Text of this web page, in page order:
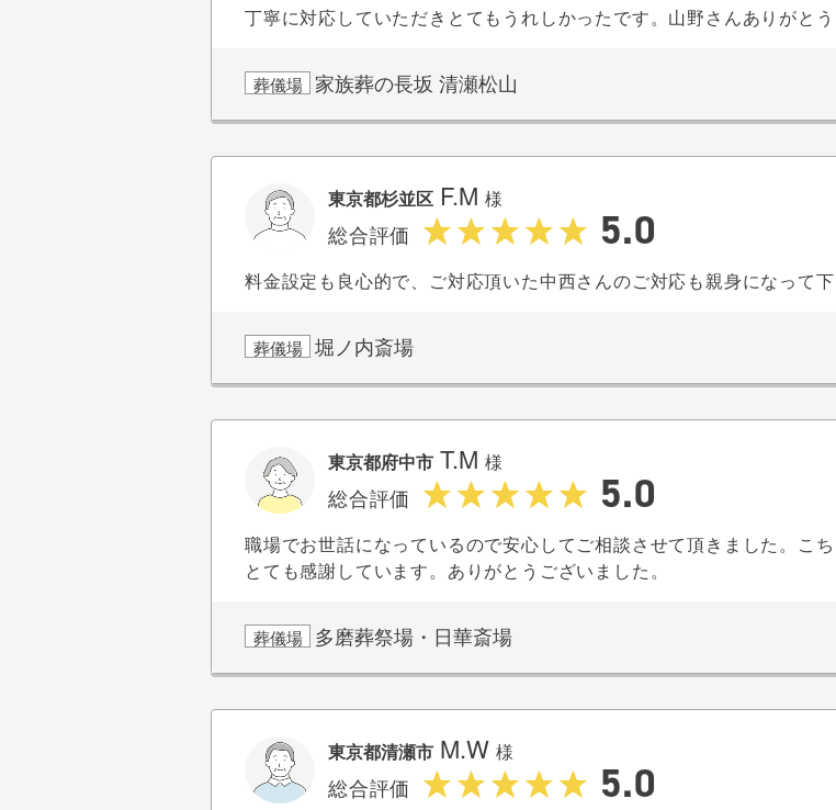
丁寧に対応していただきとてもうれしかったです。山野さんありがとう
葬儀場 家族葬の長坂 清瀬松山
東京都杉並区 F.M 様
総合評価 5.0
料金設定も良心的で、ご対応頂いた中西さんのご対応も親身になって
葬儀場 堀ノ内斎場
東京都府中市 T.M 様
総合評価 5.0
職場でお世話になっているので安心してご相談させて頂きました。こ
とても感謝しています。ありがとうございました。
葬儀場 多磨葬祭場・日華斎場
東京都清瀬市 M.W 様
総合評価 5.0